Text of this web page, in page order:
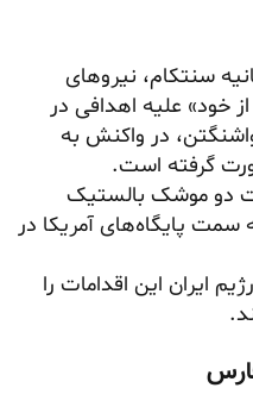
سنتکام، نیروهای
خود» علیه اهدافی در
در واکنش به
گرفته است.
دو موشک بالستیک
پایگاه‌های آمریکا در
ایران این اقدامات را